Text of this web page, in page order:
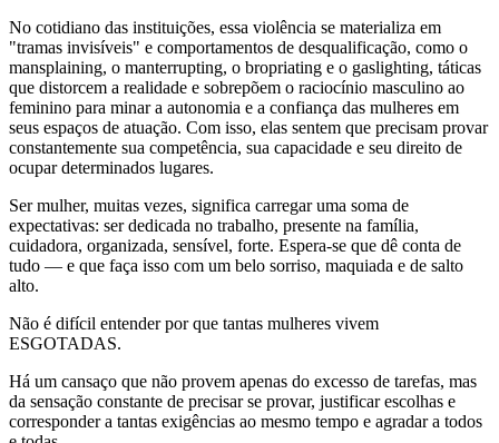
No cotidiano das instituições, essa violência se materializa em
"tramas invisíveis" e comportamentos de desqualificação, como o
mansplaining, o manterrupting, o bropriating e o gaslighting, táticas
que distorcem a realidade e sobrepõem o raciocínio masculino ao
feminino para minar a autonomia e a confiança das mulheres em
seus espaços de atuação. Com isso, elas sentem que precisam provar
constantemente sua competência, sua capacidade e seu direito de
ocupar determinados lugares.
Ser mulher, muitas vezes, significa carregar uma soma de
expectativas: ser dedicada no trabalho, presente na família,
cuidadora, organizada, sensível, forte. Espera-se que dê conta de
tudo — e que faça isso com um belo sorriso, maquiada e de salto
alto.
Não é difícil entender por que tantas mulheres vivem
ESGOTADAS.
Há um cansaço que não provem apenas do excesso de tarefas, mas
da sensação constante de precisar se provar, justificar escolhas e
corresponder a tantas exigências ao mesmo tempo e agradar a todos